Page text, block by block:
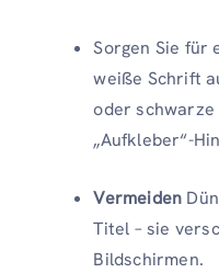
Sorgen Sie für
weiße Schrift
oder
„Aufkleber“-
Vermeiden
Titel – sie
Bildschirmen.